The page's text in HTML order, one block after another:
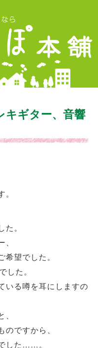
キギター、音響
。
望でした。
した。
いる噂を耳にしますの
ですから、
した……。